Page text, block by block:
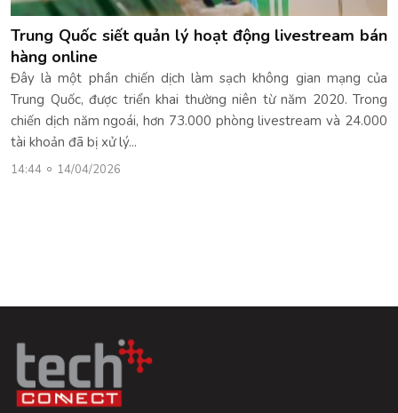
Trung Quốc siết quản lý hoạt động livestream bán
hàng online
Đây là một phần chiến dịch làm sạch không gian mạng của
Trung Quốc, được triển khai thường niên từ năm 2020. Trong
chiến dịch năm ngoái, hơn 73.000 phòng livestream và 24.000
tài khoản đã bị xử lý...
14:44 14/04/2026